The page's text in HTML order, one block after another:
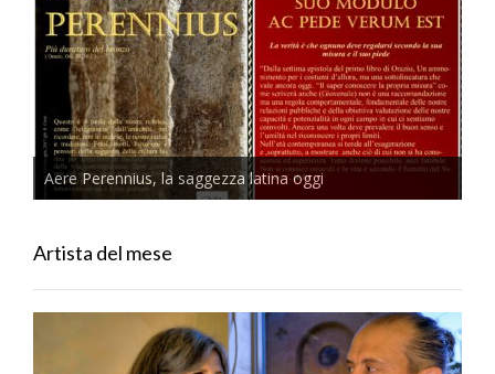
Aere Perennius, la saggezza latina oggi
Artista del mese